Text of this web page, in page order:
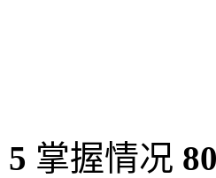
5 掌握情况